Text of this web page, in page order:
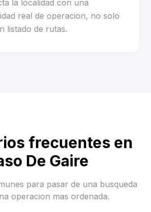
la localidad con una
real de operacion, no solo
listado de rutas.
frecuentes en
De Gaire
para pasar de una busqueda
operacion mas ordenada.